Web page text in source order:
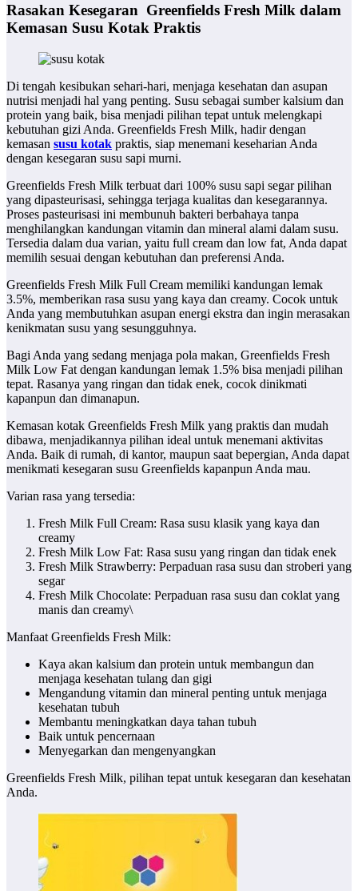
Rasakan Kesegaran Greenfields Fresh Milk dalam
Kemasan Susu Kotak Praktis
Di tengah kesibukan sehari-hari, menjaga kesehatan dan asupan
nutrisi menjadi hal yang penting. Susu sebagai sumber kalsium dan
protein yang baik, bisa menjadi pilihan tepat untuk melengkapi
kebutuhan gizi Anda. Greenfields Fresh Milk, hadir dengan
kemasan susu kotak praktis, siap menemani keseharian Anda
dengan kesegaran susu sapi murni.
Greenfields Fresh Milk terbuat dari 100% susu sapi segar pilihan
yang dipasteurisasi, sehingga terjaga kualitas dan kesegarannya.
Proses pasteurisasi ini membunuh bakteri berbahaya tanpa
menghilangkan kandungan vitamin dan mineral alami dalam susu.
Tersedia dalam dua varian, yaitu full cream dan low fat, Anda dapat
memilih sesuai dengan kebutuhan dan preferensi Anda.
Greenfields Fresh Milk Full Cream memiliki kandungan lemak
3.5%, memberikan rasa susu yang kaya dan creamy. Cocok untuk
Anda yang membutuhkan asupan energi ekstra dan ingin merasakan
kenikmatan susu yang sesungguhnya.
Bagi Anda yang sedang menjaga pola makan, Greenfields Fresh
Milk Low Fat dengan kandungan lemak 1.5% bisa menjadi pilihan
tepat. Rasanya yang ringan dan tidak enek, cocok dinikmati
kapanpun dan dimanapun.
Kemasan kotak Greenfields Fresh Milk yang praktis dan mudah
dibawa, menjadikannya pilihan ideal untuk menemani aktivitas
Anda. Baik di rumah, di kantor, maupun saat bepergian, Anda dapat
menikmati kesegaran susu Greenfields kapanpun Anda mau.
Varian rasa yang tersedia:
Fresh Milk Full Cream: Rasa susu klasik yang kaya dan
creamy
Fresh Milk Low Fat: Rasa susu yang ringan dan tidak enek
Fresh Milk Strawberry: Perpaduan rasa susu dan stroberi yang
segar
Fresh Milk Chocolate: Perpaduan rasa susu dan coklat yang
manis dan creamy\
Manfaat Greenfields Fresh Milk:
Kaya akan kalsium dan protein untuk membangun dan
menjaga kesehatan tulang dan gigi
Mengandung vitamin dan mineral penting untuk menjaga
kesehatan tubuh
Membantu meningkatkan daya tahan tubuh
Baik untuk pencernaan
Menyegarkan dan mengenyangkan
Greenfields Fresh Milk, pilihan tepat untuk kesegaran dan kesehatan
Anda.